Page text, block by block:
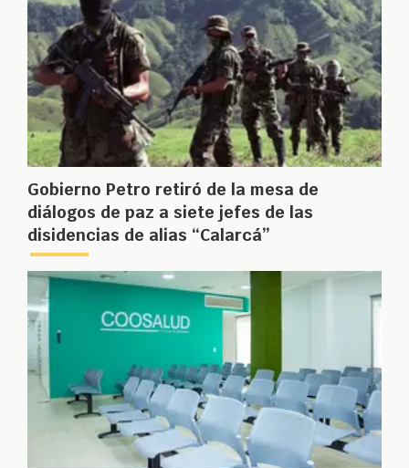
Gobierno Petro retiró de la mesa de
diálogos de paz a siete jefes de las
disidencias de alias “Calarcá”